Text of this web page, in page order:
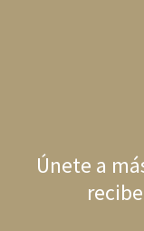
Únete a